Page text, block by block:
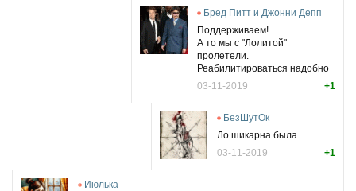
Бред Питт и Джонни Депп
Поддерживаем!
А то мы с "Лолитой"
пролетели.
Реабилитироваться надобно
+1
03-11-2019
БезШутОк
Ло шикарна была
+1
03-11-2019
Июлька